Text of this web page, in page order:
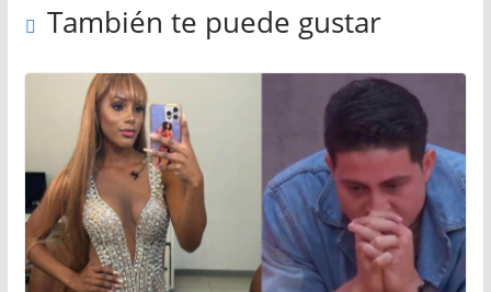
También te puede gustar